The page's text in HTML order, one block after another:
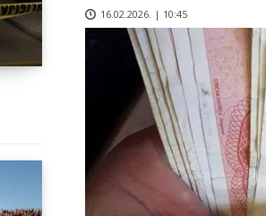
16.02.2026. | 10:45